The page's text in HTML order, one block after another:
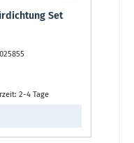
Set
Preis:
2-4 Tage